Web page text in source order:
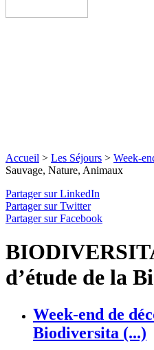
Accueil > Les Séjours > Week-
Sauvage, Nature, Animaux
Partager sur LinkedIn
Partager sur Twitter
Partager sur Facebook
d’étude de la
Week-end de
Biodiversita (...)